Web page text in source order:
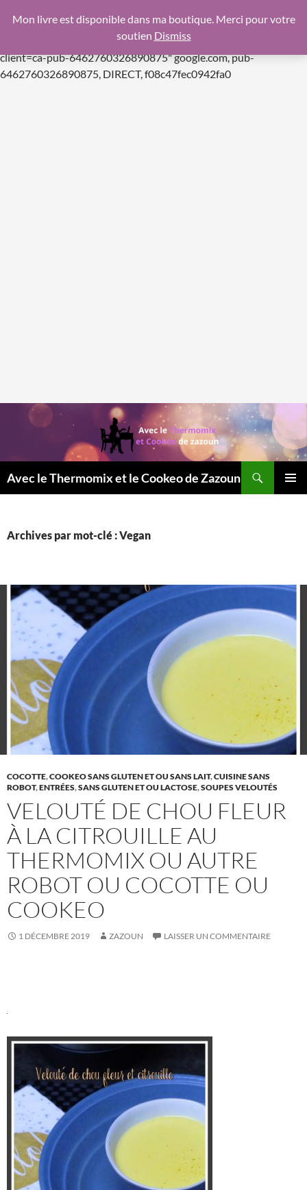
f08c47fec0942fa0
https://pagead2.googlesyndication.com/pagead/js/
client=ca-pub-6462760326890875"google.com, pub-
6462760326890875, DIRECT, f08c47fec0942fa0Aller
Avec le Thermomix et le Cookeo de Zazoun
Archives par mot-clé : Vegan
COCOTTE,COOKEO SANS GLUTEN ET OU SANS LAIT,CUISINE SANS
ROBOT,ENTRÉES,SANS GLUTEN ET OU LACTOSE,SOUPES VELOUTÉS
VELOUTÉ DE CHOU FLEUR
À LA CITROUILLE AU
THERMOMIX OU AUTRE
ROBOT OU COCOTTE OU
COOKEO
1 DÉCEMBRE 2019 ZAZOUN LAISSER UN COMMENTAIRE
Mon livre est disponible dans ma boutique. Merci pour votre
soutien Dismiss